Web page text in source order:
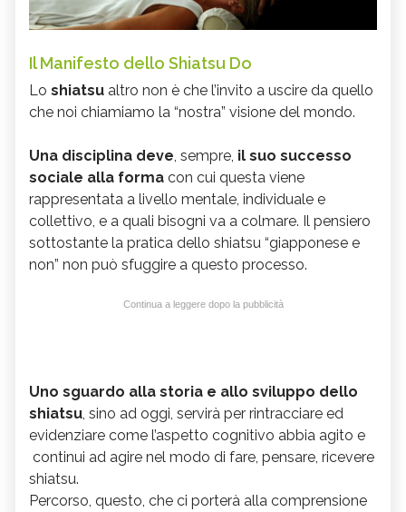
Il Manifesto dello Shiatsu Do
Lo shiatsu altro non è che l’invito a uscire da quello
che noi chiamiamo la “nostra” visione del mondo.
Una disciplina deve , sempre, il suo successo
sociale alla forma con cui questa viene
rappresentata a livello mentale, individuale e
collettivo, e a quali bisogni va a colmare. Il pensiero
sottostante la pratica dello shiatsu “giapponese e
non” non può sfuggire a questo processo.
Continua a leggere dopo la pubblicità
Uno sguardo alla storia e allo sviluppo dello
shiatsu , sino ad oggi, servirà per rintracciare ed
evidenziare come l’aspetto cognitivo abbia agito e
continui ad agire nel modo di fare, pensare, ricevere
shiatsu.
Percorso, questo, che ci porterà alla comprensione